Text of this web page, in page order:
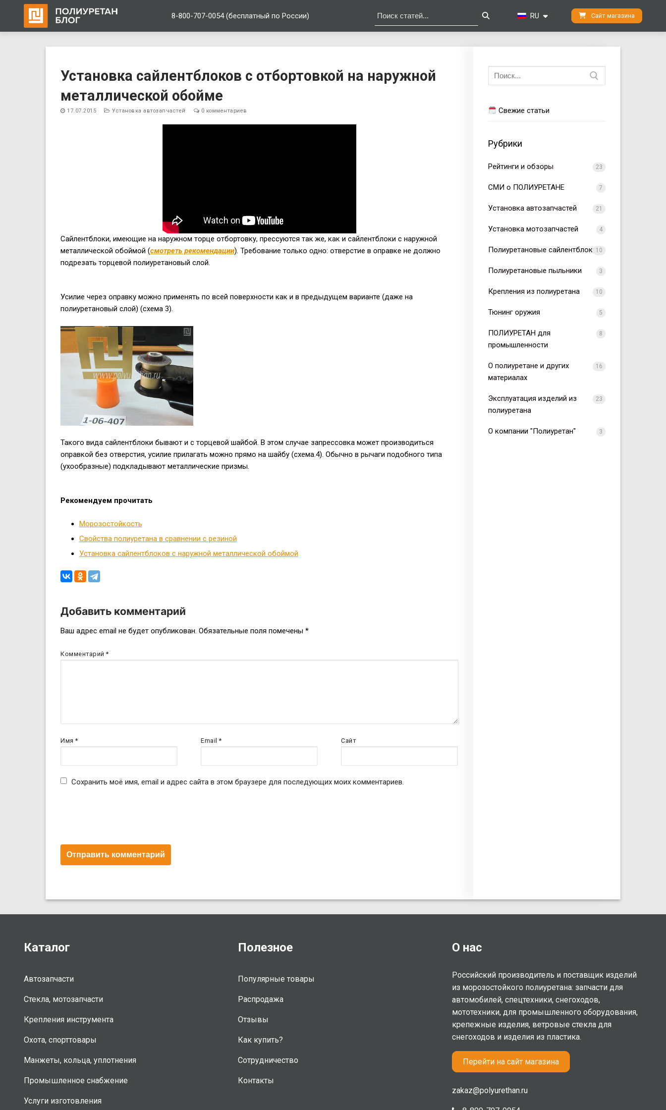
8-800-707-0054 (бесплатный по России) RU Сайт магазина
содержимому
Установка сайлентблоков с отбортовкой на наружной
металлической обойме
17.07.2015 Установка автозапчастей 0 комментариев
Сайлентблоки, имеющие на наружном торце отбортовку, прессуются так же, как и сайлентблоки с наружной
металлической обоймой (смотреть рекомендации). Требование только одно: отверстие в оправке не должно
подрезать торцевой полиуретановый слой.
Усилие через оправку можно применять по всей поверхности как и в предыдущем варианте (даже на
полиуретановый слой) (схема 3).
Такого вида сайлентблоки бывают и с торцевой шайбой. В этом случае запрессовка может производиться
оправкой без отверстия, усилие прилагать можно прямо на шайбу (схема.4). Обычно в рычаги подобного типа
(ухообразные) подкладывают металлические призмы.
Рекомендуем прочитать
Морозостойкость
Свойства полиуретана в сравнении с резиной
Установка сайлентблоков с наружной металлической обоймой
Навигация
по
Добавить комментарий
Ваш адрес email не будет опубликован. Обязательные поля помечены *
Комментарий*
Имя* Email* Сайт
Сохранить моё имя, email и адрес сайта в этом браузере для последующих моих комментариев.
Искать:
Свежие статьи
Рубрики
Рейтинги и обзоры 23
СМИ о ПОЛИУРЕТАНЕ 7
Установка автозапчастей 21
Установка мотозапчастей 4
Полиуретановые сайлентблоки10
Полиуретановые пыльники 3
Крепления из полиуретана 10
Тюнинг оружия 5
ПОЛИУРЕТАН для
промышленности
8
О полиуретане и других
материалах
16
Эксплуатация изделий из
полиуретана
23
О компании "Полиуретан" 3
Каталог
Автозапчасти
Стекла, мотозапчасти
Крепления инструмента
Охота, спорттовары
Манжеты, кольца, уплотнения
Промышленное снабжение
Услуги изготовления
Полезное
Популярные товары
Распродажа
Отзывы
Как купить?
Сотрудничество
Контакты
О нас
Российский производитель и поставщик изделий
из морозостойкого полиуретана: запчасти для
автомобилей, спецтехники, снегоходов,
мототехники, для промышленного оборудования,
крепежные изделия, ветровые стекла для
снегоходов и изделия из пластика.
Перейти на сайт магазина
zakaz@polyurethan.ru